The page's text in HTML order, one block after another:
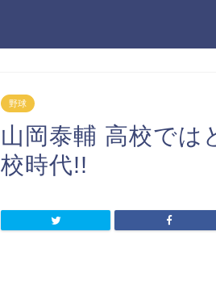
野球
山岡泰輔 高校では
校時代!!